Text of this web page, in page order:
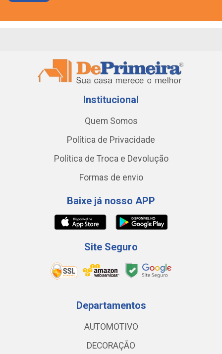
Institucional
Quem Somos
Política de Privacidade
Política de Troca e Devolução
Formas de envio
Baixe já nosso APP
Site Seguro
Departamentos
AUTOMOTIVO
DECORAÇÃO